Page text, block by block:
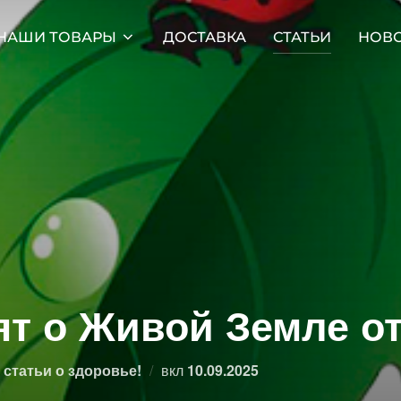
ТОВАРЫ ДОСТАВКА СТАТЬИ
о Живой Земле
о здоровье! вкл Опубликовано
10.09.2025